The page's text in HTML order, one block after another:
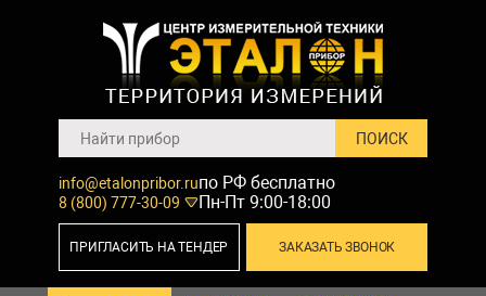
info@etalonpribor.ru
8 (800) 777-30-09
по РФ бесплатно
Пн-Пт 9:00-18:00
ЗАКАЗАТЬ ЗВОНОК
ПРИГЛАСИТЬ НА ТЕНДЕР